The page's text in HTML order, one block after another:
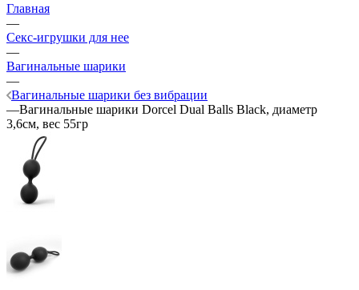
Главная
—
Секс-игрушки для нее
—
Вагинальные шарики
—
Вагинальные шарики без вибрации
—Вагинальные шарики Dorcel Dual Balls Black, диаметр
3,6см, вес 55гр